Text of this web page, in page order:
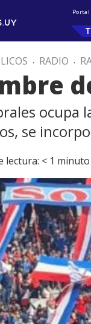
. RADIO .
ocupa
se
lectura: < 1 minuto